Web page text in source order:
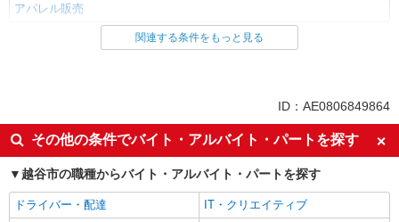
アパレル販売
同じ雇用形態から越谷レイクタウン駅の求人を探す
同じ特徴から越谷レイクタウン駅の求人を探す
高収入・高額
週払い
服装自由
髪型・髪色自由
交通費支給
同じ職種から求人を探す
関連する条件をもっと見る
ID：AE0806849864
その他の条件でバイト・アルバイト・パートを探す
越谷市の職種からバイト・アルバイト・パートを探す
ドライバー・配達
IT・クリエイティブ